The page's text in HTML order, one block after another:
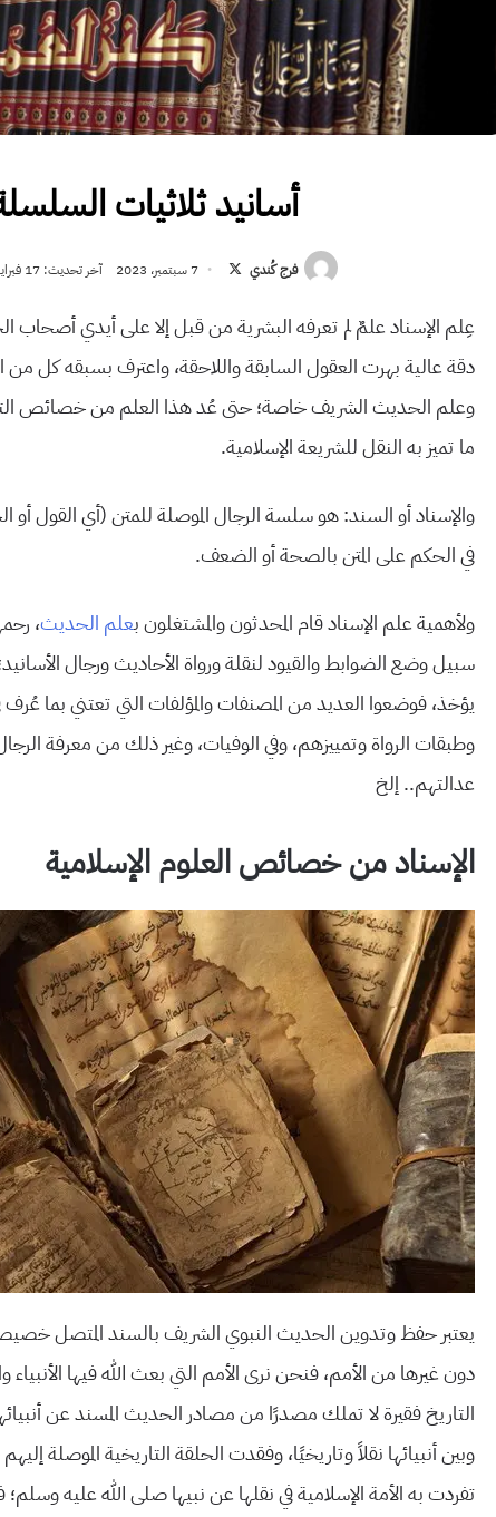
أسانيد ثلاثيات
فرج كُندي
تابع
X
7 سبتمبر، 2023 آخر تحديث: 17 فبراير، 2024
عِلم الإسناد علمٌ لم تعرفه البشرية من قبل إلا على أيدي
دقة عالية بهرت العقول السابقة واللاحقة، واعترف بسبقه كل
وعلم الحديث الشريف خاصة؛ حتى عُد هذا العلم من خصائص
ما تميز به النقل للشريعة الإسلامية.
والإسناد أو السند: هو سلسة الرجال الموصلة للمتن (أي القول أو
في الحكم على المتن بالصحة أو الضعف.
ولأهمية علم الإسناد قام المحدثون والمشتغلون بعلم الحديث،
سبيل وضع الضوابط والقيود لنقلة ورواة الأحاديث ورجال
يؤخذ، فوضعوا العديد من المصنفات والمؤلفات التي تعتني بما
وطبقات الرواة وتمييزهم، وفي الوفيات، وغير ذلك من معرفة
عدالتهم.. إلخ
الإسناد من خصائص العلوم الإسلامية
يعتبر حفظ وتدوين الحديث النبوي الشريف بالسند المتصل
دون غيرها من الأمم، فنحن نرى الأمم التي بعث الله فيها
التاريخ فقيرة لا تملك مصدرًا من مصادر الحديث المسند عن
وبين أنبيائها نقلاً وتاريخيًا، وفقدت الحلقة التاريخية الموصلة
تفردت به الأمة الإسلامية في نقلها عن نبيها صلى الله عليه